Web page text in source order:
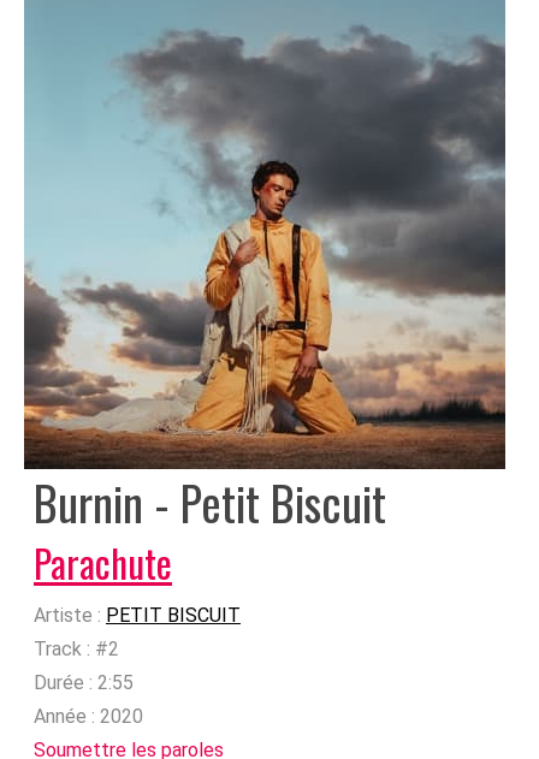
Burnin - Petit Biscuit
Parachute
Artiste : PETIT BISCUIT
Track : #2
Durée : 2:55
Année : 2020
Soumettre les paroles